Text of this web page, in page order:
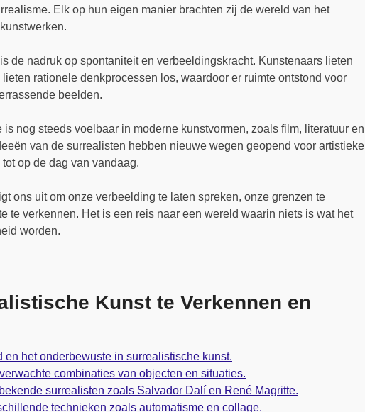
Elk op hun eigen manier brachten zij de wereld van het
de nadruk op spontaniteit en verbeeldingskracht. Kunstenaars lieten
rationele denkprocessen los, waardoor er ruimte ontstond voor
beelden.
nog steeds voelbaar in moderne kunstvormen, zoals film, literatuur en
van de surrealisten hebben nieuwe wegen geopend voor artistieke
op de dag van vandaag.
ons uit om onze verbeelding te laten spreken, onze grenzen te
te verkennen. Het is een reis naar een wereld waarin niets is wat het
worden.
Kunst te Verkennen en
en het onderbewuste in surrealistische kunst.
combinaties van objecten en situaties.
surrealisten zoals Salvador Dalí en René Magritte.
technieken zoals automatisme en collage.